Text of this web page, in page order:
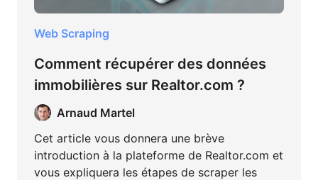
Web Scraping
Comment récupérer des données
immobilières sur Realtor.com ?
Arnaud Martel
Cet article vous donnera une brève
introduction à la plateforme de Realtor.com et
vous expliquera les étapes de scraper les